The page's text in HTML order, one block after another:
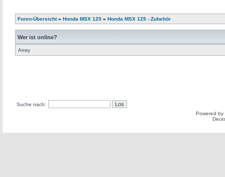
Foren-Übersicht» Honda MSX 125 » Honda MSX 125 - Zubehör
Wer ist online?
Array
Suche nach:
Powered by